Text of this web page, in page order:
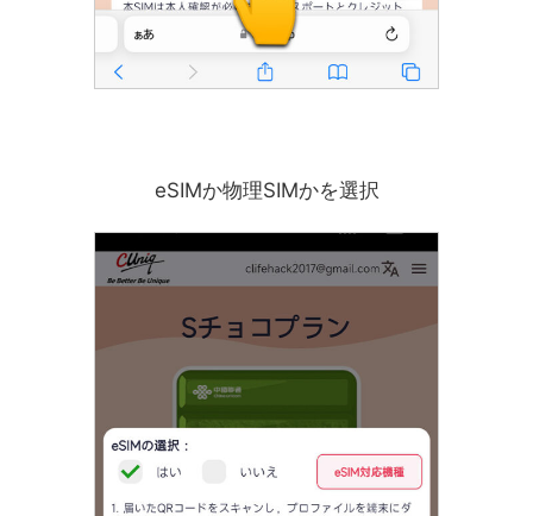
eSIMか物理SIMかを選択